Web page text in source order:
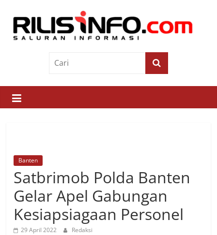
contentRilis
Saluran
Informasi
Banten
Satbrimob Polda Banten
Gelar Apel Gabungan
Kesiapsiagaan Personel
29 April 2022 Redaksi